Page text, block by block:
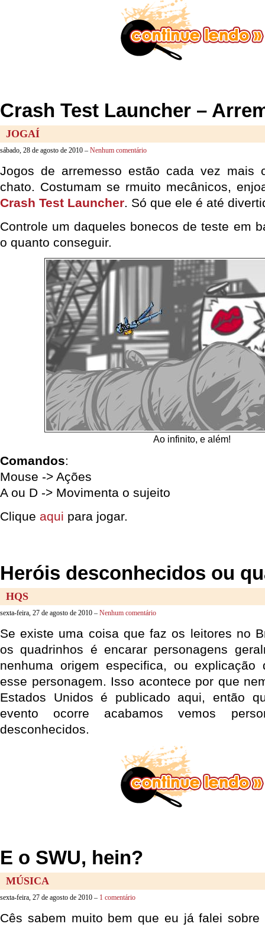
Crash Test Launcher –
JOGAÍ
sábado, 28 de agosto de 2010 – Nenhum comentário
Jogos de arremesso estão cada vez mais
chato. Costumam se rmuito mecânicos,
Crash Test Launcher. Só que ele é até
Controle um daqueles bonecos de teste em
o quanto conseguir.
Ao infinito, e além!
Comandos:
Mouse -> Ações
A ou D -> Movimenta o sujeito
Clique aqui para jogar.
Heróis desconhecidos ou
HQS
sexta-feira, 27 de agosto de 2010 – Nenhum comentário
Se existe uma coisa que faz os leitores no
os quadrinhos é encarar personagens
nenhuma origem especifica, ou
esse personagem. Isso acontece por que
Estados Unidos é publicado aqui, então
evento ocorre acabamos vemos
desconhecidos.
E o SWU, hein?
MÚSICA
sexta-feira, 27 de agosto de 2010 – 1 comentário
Cês sabem muito bem que eu já falei